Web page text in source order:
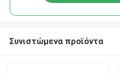
Συνιστώμενα προϊόντα